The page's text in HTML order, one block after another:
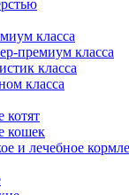
класса
премиум класса
класса
класса
котят
кошек
и лечебное